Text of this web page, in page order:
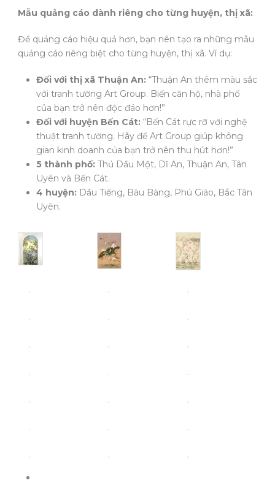
Mẫu quảng cáo dành riêng cho từng huyện, thị xã:
Để quảng cáo hiệu quả hơn, bạn nên tạo ra những mẫu
quảng cáo riêng biệt cho từng huyện, thị xã. Ví dụ:
Đối với thị xã Thuận An: “Thuận An thêm màu sắc
với tranh tường Art Group. Biến căn hộ, nhà phố
của bạn trở nên độc đáo hơn!”
Đối với huyện Bến Cát: “Bến Cát rực rỡ với nghệ
thuật tranh tường. Hãy để Art Group giúp không
gian kinh doanh của bạn trở nên thu hút hơn!”
5 thành phố: Thủ Dầu Một, Dĩ An, Thuận An, Tân
Uyên và Bến Cát.
4 huyện: Dầu Tiếng, Bàu Bàng, Phú Giáo, Bắc Tân
Uyên.